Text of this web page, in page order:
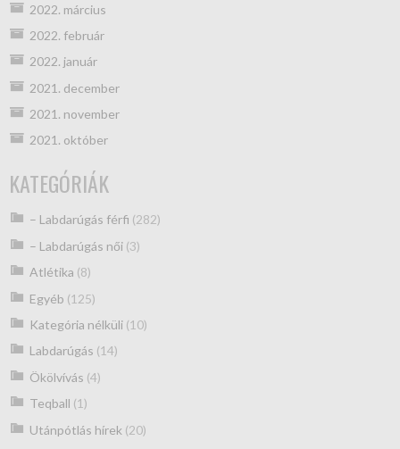
2022. március
2022. február
2022. január
2021. december
2021. november
2021. október
KATEGÓRIÁK
– Labdarúgás férfi (282)
– Labdarúgás női(3)
Atlétika (8)
Egyéb (125)
Kategória nélküli(10)
Labdarúgás (14)
Ökölvívás (4)
Teqball (1)
Utánpótlás hírek (20)